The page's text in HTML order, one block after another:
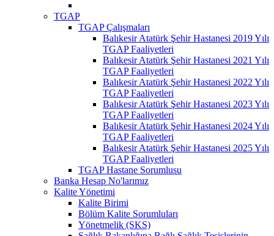
TGAP
TGAP Çalışmaları
Balıkesir Atatürk Şehir Hastanesi 2019 Yılı
TGAP Faaliyetleri
Balıkesir Atatürk Şehir Hastanesi 2021 Yılı
TGAP Faaliyetleri
Balıkesir Atatürk Şehir Hastanesi 2022 Yılı
TGAP Faaliyetleri
Balıkesir Atatürk Şehir Hastanesi 2023 Yılı
TGAP Faaliyetleri
Balıkesir Atatürk Şehir Hastanesi 2024 Yılı
TGAP Faaliyetleri
Balıkesir Atatürk Şehir Hastanesi 2025 Yılı
TGAP Faaliyetleri
TGAP Hastane Sorumlusu
Banka Hesap No'larımız
Kalite Yönetimi
Kalite Birimi
Bölüm Kalite Sorumluları
Yönetmelik (SKS)